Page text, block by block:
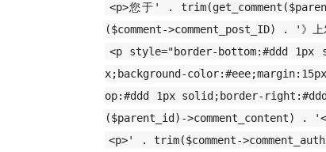
<p>您于' .
($comment->comment_post_ID) . '》
<p style="border-bottom:#ddd
x;background-
op:#ddd 1px solid;border-
($parent_id)->comment_content) .
<p>' . trim($comment-